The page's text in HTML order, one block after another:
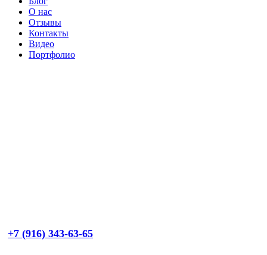
О нас
Отзывы
Контакты
Видео
Портфолио
+7 (916) 343-63-65